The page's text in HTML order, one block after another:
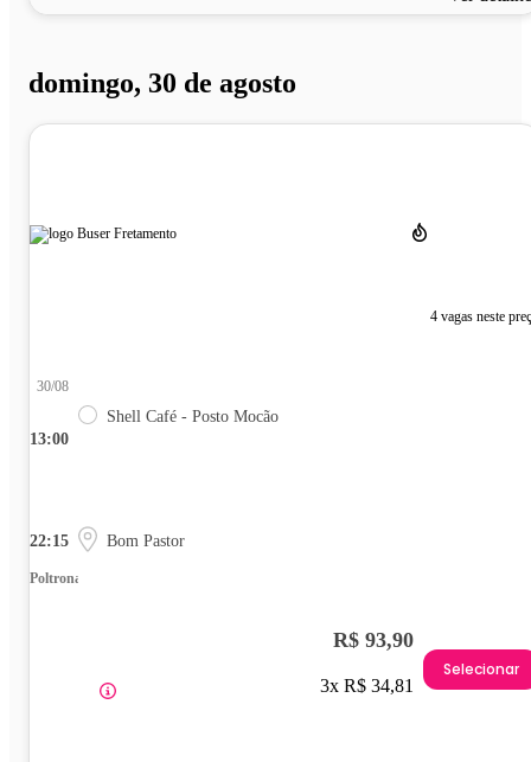
domingo, 30 de agosto
4 vagas neste
13:00
30/08
Shell Café - Posto Mocão
22:15 Bom Pastor
Poltrona
R$ 93,90
3x R$ 34,81
Selecionar